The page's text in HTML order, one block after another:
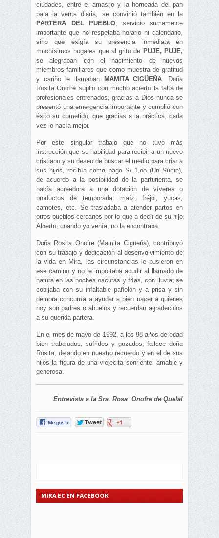
ciudades, entre el amasijo y la horneada del pan
para la venta diaria, se convirtió también en la
PARTERA DEL PUEBLO, servicio sumamente
importante que no respetaba horario ni calendario,
sino que exigía su presencia inmediata en
muchísimos hogares que al grito de PUJE, PUJE,
se alegraban con el nacimiento de nuevos
miembros familiares que como muestra de gratitud
y cariño le llamaban
MAMITA CIGÜEÑA. Doña
Rosita Onofre suplió con mucho acierto la falta de
profesionales entrenados, gracias a Dios nunca se
presentó una emergencia importante y cumplió con
éxito su cometido, que gracias a la práctica, cada
vez lo hacía mejor.
Por este singular trabajo que no tuvo más
instrucción que su habilidad para recibir a un nuevo
cristiano y su deseo de buscar el medio para criar a
sus hijos, recibía como pago S/ 1,oo (Un Sucre),
de acuerdo a la posibilidad de la parturienta, se
hacía acreedora a una dotación de víveres o
productos de temporada: maíz, fréjol, yucas,
camotes, etc. Se trasladaba a atender partos en
otros pueblos cercanos por lo que a decir de su hijo
Alberto, cuando yo venía, no la encontraba.
Doña Rosita Onofre (Mamita Cigüeña), contribuyó
con su trabajo y dedicación al desenvolvimiento de
la vida en Mira, las circunstancias le pusieron en
ese camino y no le importaba acudir al llamado de
natura en las noches oscuras y frías, con lluvia; se
cobijaba con su infaltable pañolón y a prisa y sin
demora concurría a ayudar a bien nacer a quienes
hoy son padres o abuelos y recuerdan agradecidos
a su querida partera.
En el mes de mayo de 1992, a los 98 años de edad
bien trabajados, sufridos y gozados, fallece doña
Rosita, dejando en nuestro recuerdo y en el de sus
hijos la figura de una viejecita sonriente, amable y
generosa.
Entrevista a la Sra. Rosa Onofre de Quelal
MIRA EC EN FACEBOOK